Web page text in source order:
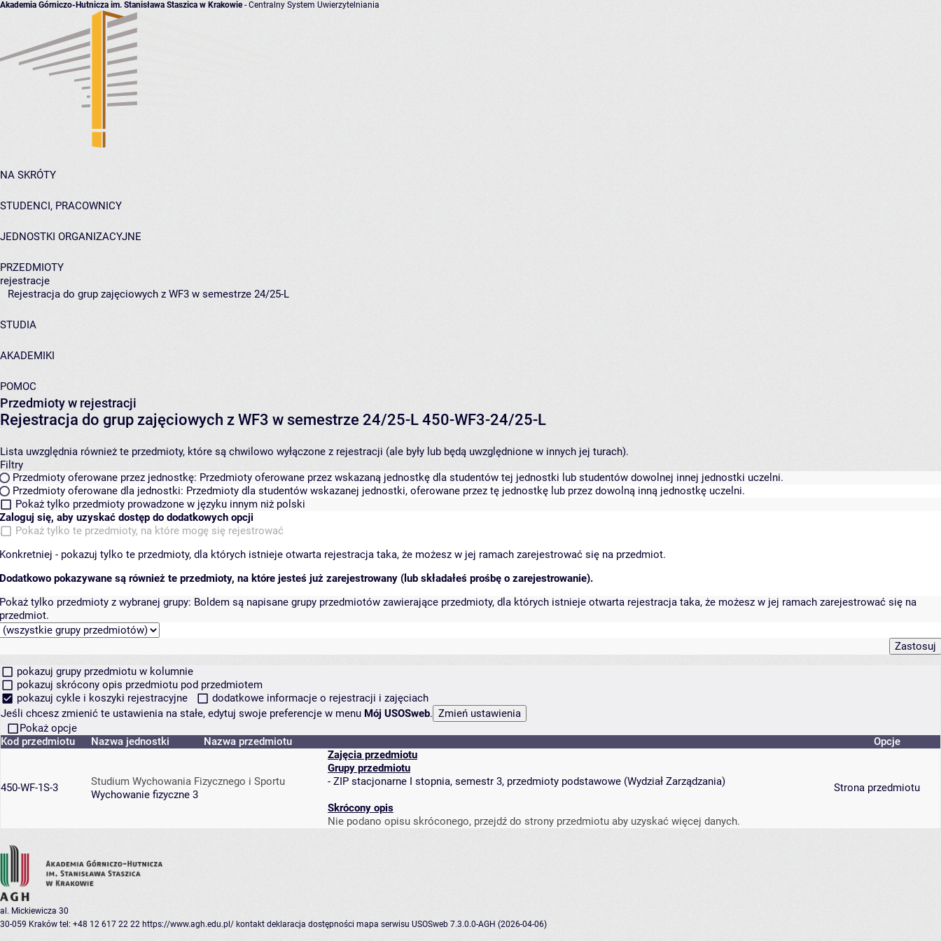
Akademia Górniczo-Hutnicza im. Stanisława Staszica w Krakowie- Centralny System Uwierzytelniania
NA SKRÓTY
STUDENCI, PRACOWNICY
JEDNOSTKI ORGANIZACYJNE
PRZEDMIOTY
rejestracje
Rejestracja do grup zajęciowych z WF3 w semestrze 24/25-L
STUDIA
AKADEMIKI
POMOC
Przedmioty w rejestracji
Rejestracja do grup zajęciowych z WF3 w semestrze 24/25-L 450-WF3-24/25-L
Lista uwzględnia również te przedmioty, które są chwilowo wyłączone z rejestracji (ale były lub będą uwzględnione w innych jej turach).
Filtry
Przedmioty oferowane przez jednostkę: Przedmioty oferowane przez wskazaną jednostkę dla studentów tej jednostki lub studentów dowolnej innej jednostki uczelni.
Przedmioty oferowane dla jednostki: Przedmioty dla studentów wskazanej jednostki, oferowane przez tę jednostkę lub przez dowolną inną jednostkę uczelni.
Pokaż tylko przedmioty prowadzone w języku innym niż polski
Zaloguj się, aby uzyskać dostęp do dodatkowych opcji
Pokaż tylko te przedmioty, na które mogę się rejestrować
Konkretniej - pokazuj tylko te przedmioty, dla których istnieje otwarta rejestracja taka, że możesz w jej ramach zarejestrować się na przedmiot.
Dodatkowo pokazywane są również te przedmioty, na które jesteś już zarejestrowany (lub składałeś prośbę o zarejestrowanie).
Pokaż tylko przedmioty z wybranej grupy: Boldem są napisane grupy przedmiotów zawierające przedmioty, dla których istnieje otwarta rejestracja taka, że możesz w jej ramach zarejestrować się na
przedmiot.
pokazuj grupy przedmiotu w kolumnie
pokazuj skrócony opis przedmiotu pod przedmiotem
pokazuj cykle i koszyki rejestracyjne
dodatkowe informacje o rejestracji i zajęciach
Jeśli chcesz zmienić te ustawienia na stałe, edytuj swoje preferencje w menu Mój USOSweb.
Pokaż opcje
Kod przedmiotu
Nazwa jednostki Nazwa przedmiotu Opcje
450-WF-1S-3
Studium Wychowania Fizycznego i Sportu
Wychowanie fizyczne 3
Zajęcia przedmiotu
Grupy przedmiotu
- ZIP stacjonarne I stopnia, semestr 3, przedmioty podstawowe (Wydział Zarządzania)
Skrócony opis
Nie podano opisu skróconego, przejdź do strony przedmiotu aby uzyskać więcej danych.
Strona przedmiotu
al. Mickiewicza 30
30-059 Kraków tel: +48 12 617 22 22 https://www.agh.edu.pl/ kontakt deklaracja dostępności mapa serwisu USOSweb 7.3.0.0-AGH (2026-04-06)